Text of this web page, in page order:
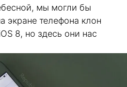
мы могли бы
экране телефона клон
8, но здесь они нас